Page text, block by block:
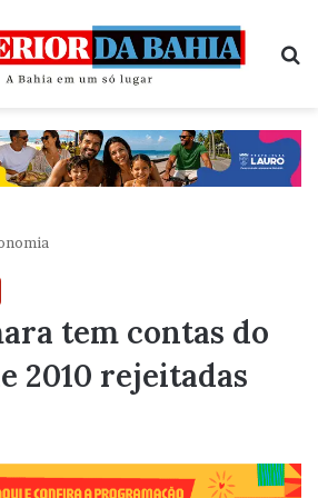
tem contas do
2010 rejeitadas